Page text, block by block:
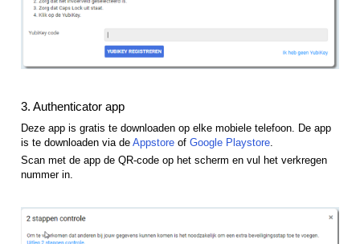
3. Authenticator app
Deze app is gratis te downloaden op elke mobiele telefoon. De app
is te downloaden via de Appstore of Google Playstore.
Scan met de app de QR-code op het scherm en vul het verkregen
nummer in.